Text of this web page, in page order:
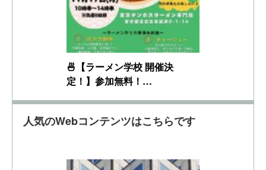
🍜【ラーメン学校 開催決
定！】参加無料！…
人気のWebコンテンツはこちらです